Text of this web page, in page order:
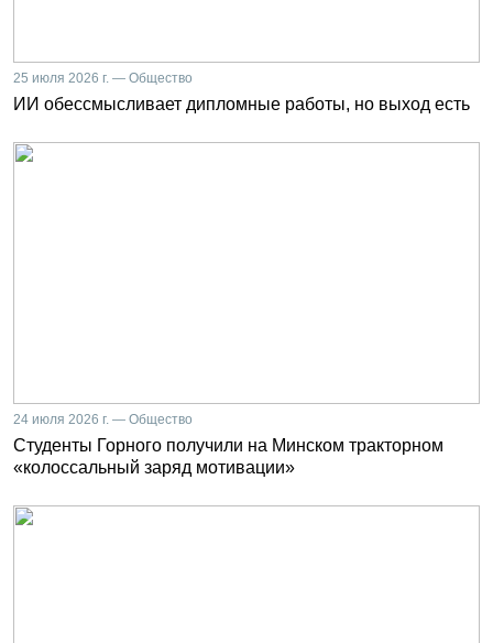
25 июля 2026 г. — Общество
ИИ обессмысливает дипломные работы, но выход есть
24 июля 2026 г. — Общество
Студенты Горного получили на Минском тракторном
«колоссальный заряд мотивации»